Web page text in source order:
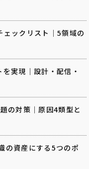
ックリスト｜5領域の
実現｜設計・配信・
の対策｜原因4類型と
の資産にする5つのポ